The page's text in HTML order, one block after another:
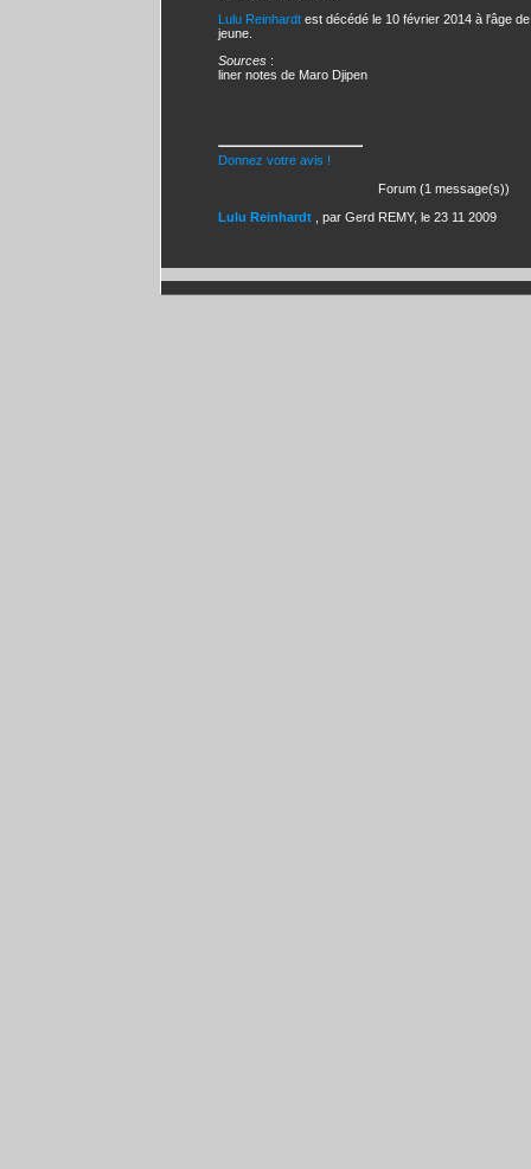
Lulu Reinhardt est décédé le 10 février 2014 à l'âge
jeune.
Sources :
liner notes de Maro Djipen
Donnez votre avis !
Forum (1 message(s))
Lulu Reinhardt , par Gerd REMY, le 23 11 2009